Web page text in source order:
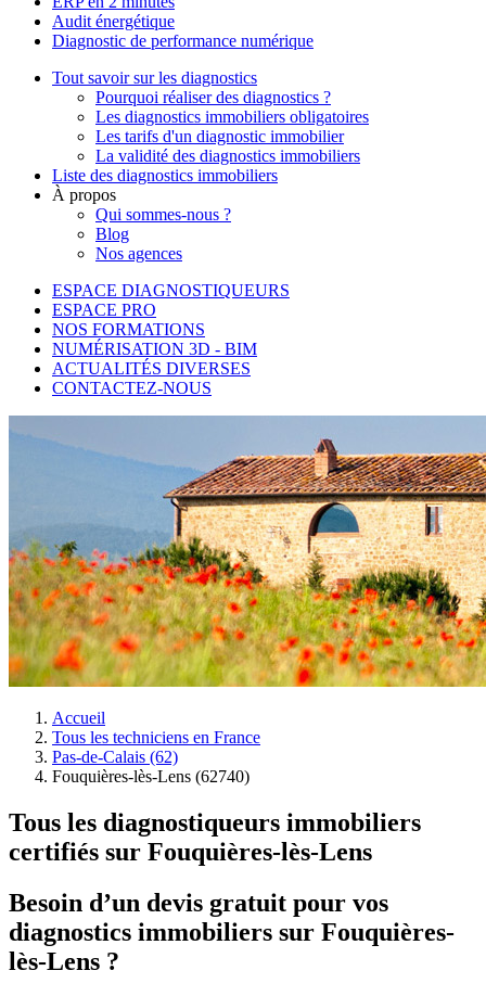
Audit énergétique
Diagnostic de performance numérique
Tout savoir sur les diagnostics
Pourquoi réaliser des diagnostics ?
Les diagnostics immobiliers obligatoires
Les tarifs d'un diagnostic immobilier
La validité des diagnostics immobiliers
Liste des diagnostics immobiliers
À propos
Qui sommes-nous ?
Blog
Nos agences
ESPACE DIAGNOSTIQUEURS
ESPACE PRO
NOS FORMATIONS
NUMÉRISATION 3D - BIM
ACTUALITÉS DIVERSES
CONTACTEZ-NOUS
Accueil
Tous les techniciens en France
Pas-de-Calais (62)
Fouquières-lès-Lens (62740)
Tous les diagnostiqueurs immobiliers
certifiés sur Fouquières-lès-Lens
Besoin d’un devis gratuit pour vos
diagnostics immobiliers sur Fouquières-
lès-Lens ?